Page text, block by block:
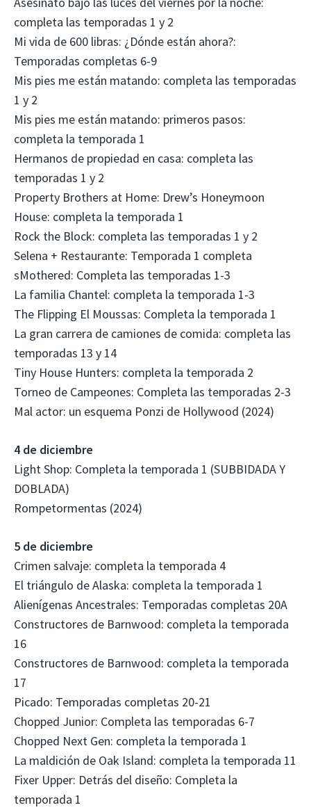
completa las temporadas 1 y 2
Mi vida de 600 libras: ¿Dónde están ahora?:
Temporadas completas 6-9
Mis pies me están matando: completa las temporadas
1 y 2
Mis pies me están matando: primeros pasos:
completa la temporada 1
Hermanos de propiedad en casa: completa las
temporadas 1 y 2
Property Brothers at Home: Drew’s Honeymoon
House: completa la temporada 1
Rock the Block: completa las temporadas 1 y 2
Selena + Restaurante: Temporada 1 completa
sMothered: Completa las temporadas 1-3
La familia Chantel: completa la temporada 1-3
The Flipping El Moussas: Completa la temporada 1
La gran carrera de camiones de comida: completa las
temporadas 13 y 14
Tiny House Hunters: completa la temporada 2
Torneo de Campeones: Completa las temporadas 2-3
Mal actor: un esquema Ponzi de Hollywood (2024)
4 de diciembre
Light Shop: Completa la temporada 1 (SUBBIDADA Y
DOBLADA)
Rompetormentas (2024)
5 de diciembre
Crimen salvaje: completa la temporada 4
El triángulo de Alaska: completa la temporada 1
Alienígenas Ancestrales: Temporadas completas 20A
Constructores de Barnwood: completa la temporada
16
Constructores de Barnwood: completa la temporada
17
Picado: Temporadas completas 20-21
Chopped Junior: Completa las temporadas 6-7
Chopped Next Gen: completa la temporada 1
La maldición de Oak Island: completa la temporada 11
Fixer Upper: Detrás del diseño: Completa la
temporada 1